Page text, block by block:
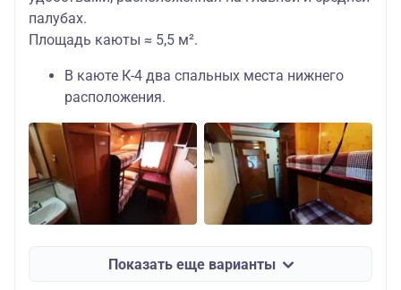
палубах.
Площадь каюты ≈ 5,5 м².
В каюте К-4 два спальных места нижнего
расположения.
Показать еще варианты